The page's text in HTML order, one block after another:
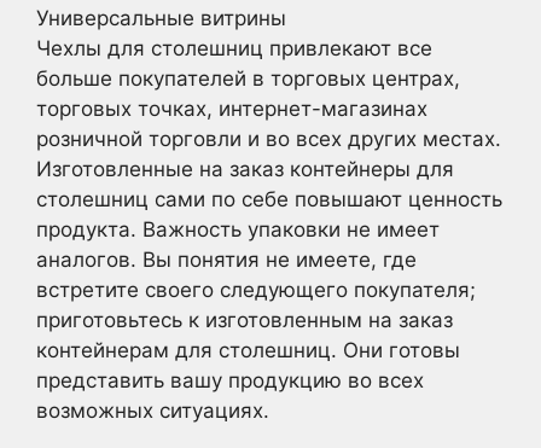
Универсальные витрины
Чехлы для столешниц привлекают все
больше покупателей в торговых центрах,
торговых точках, интернет-магазинах
розничной торговли и во всех других местах.
Изготовленные на заказ контейнеры для
столешниц сами по себе повышают ценность
продукта. Важность упаковки не имеет
аналогов. Вы понятия не имеете, где
встретите своего следующего покупателя;
приготовьтесь к изготовленным на заказ
контейнерам для столешниц. Они готовы
представить вашу продукцию во всех
возможных ситуациях.